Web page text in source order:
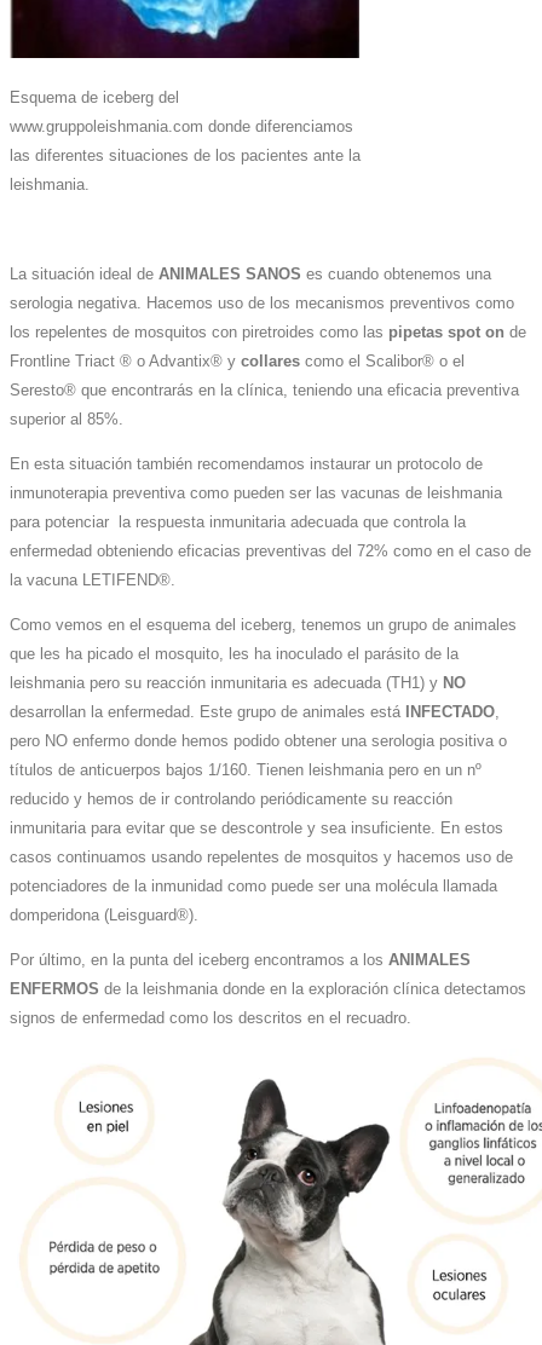
Esquema de iceberg del
www.gruppoleishmania.com donde diferenciamos
las diferentes situaciones de los pacientes ante la
leishmania.
La situación ideal de ANIMALES SANOS es cuando obtenemos una
serologia negativa. Hacemos uso de los mecanismos preventivos como
los repelentes de mosquitos con piretroides como las pipetas spot on de
Frontline Triact ® o Advantix® y collares como el Scalibor® o el
Seresto® que encontrarás en la clínica, teniendo una eficacia preventiva
superior al 85%.
En esta situación también recomendamos instaurar un protocolo de
inmunoterapia preventiva como pueden ser las vacunas de leishmania
para potenciar la respuesta inmunitaria adecuada que controla la
enfermedad obteniendo eficacias preventivas del 72% como en el caso de
la vacuna LETIFEND®.
Como vemos en el esquema del iceberg, tenemos un grupo de animales
que les ha picado el mosquito, les ha inoculado el parásito de la
leishmania pero su reacción inmunitaria es adecuada (TH1) y NO
desarrollan la enfermedad. Este grupo de animales está INFECTADO,
pero NO enfermo donde hemos podido obtener una serologia positiva o
títulos de anticuerpos bajos 1/160. Tienen leishmania pero en un nº
reducido y hemos de ir controlando periódicamente su reacción
inmunitaria para evitar que se descontrole y sea insuficiente. En estos
casos continuamos usando repelentes de mosquitos y hacemos uso de
potenciadores de la inmunidad como puede ser una molécula llamada
domperidona (Leisguard®).
Por último, en la punta del iceberg encontramos a los ANIMALES
ENFERMOS de la leishmania donde en la exploración clínica detectamos
signos de enfermedad como los descritos en el recuadro.